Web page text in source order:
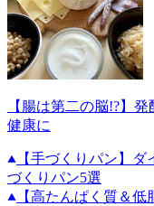
【腸は第二の脳!?】
健康に
【手づくりパン】
づくりパン5選
【高たんぱく質＆